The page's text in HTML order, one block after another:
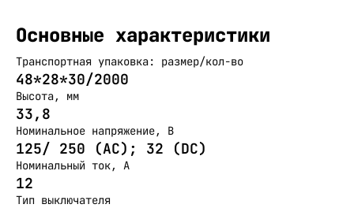
Основные характеристики
Транспортная упаковка: размер/кол-во
48*28*30/2000
Высота, мм
33,8
Номинальное напряжение, В
125/ 250 (АС); 32 (DC)
Номинальный ток, А
12
Тип выключателя